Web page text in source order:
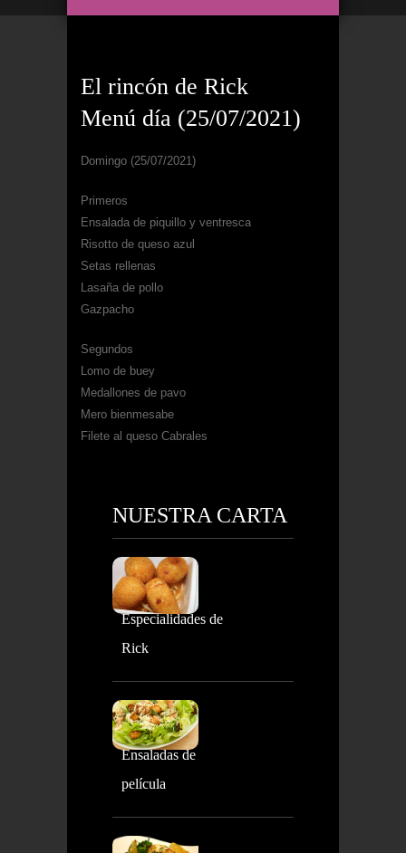
El rincón de Rick
Menú día (25/07/2021)
Domingo (25/07/2021)
Primeros
Ensalada de piquillo y ventresca
Risotto de queso azul
Setas rellenas
Lasaña de pollo
Gazpacho
Segundos
Lomo de buey
Medallones de pavo
Mero bienmesabe
Filete al queso Cabrales
NUESTRA CARTA
Especialidades de
Rick
Ensaladas de
película